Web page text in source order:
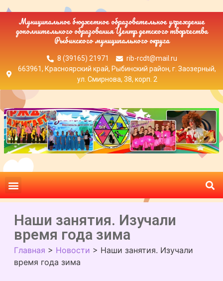
Муниципальное бюджетное образовательное учреждение
дополнительного образования Центр детского творчества
Рыбинского муниципального округа
8 (39165) 21971
rib-rcdt@mail.ru
663961, Красноярский край, Рыбинский район, г. Заозерный,
ул. Смирнова, 38, корп. 2
Наши занятия. Изучали
время года зима
Главная > Новости > Наши занятия. Изучали
время года зима